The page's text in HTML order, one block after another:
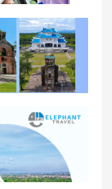
tài xế tại Huế
Xe Từ Huế,